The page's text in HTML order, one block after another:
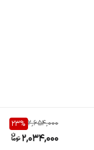
2,654,000
23%
2,034,000